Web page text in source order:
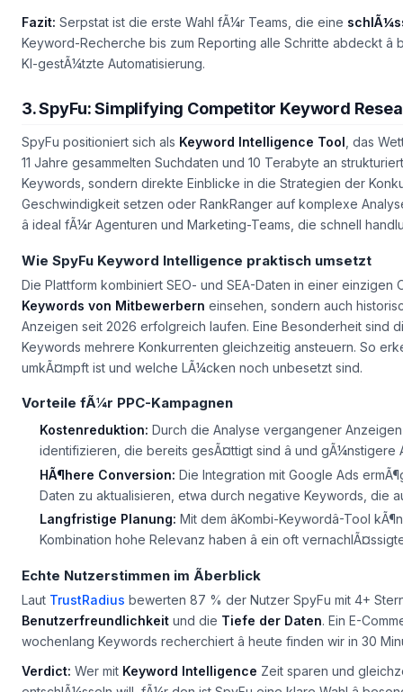
Fazit: Serpstat ist die erste Wahl fÃ¼r Teams, die eine
Keyword-Recherche bis zum Reporting alle Schritte abdeckt
KI-gestÃ¼tzte Automatisierung.
3. SpyFu: Simplifying Competitor Keyword
SpyFu positioniert sich als Keyword Intelligence Tool , das
11 Jahre gesammelten Suchdaten und 10 Terabyte an
Keywords, sondern direkte Einblicke in die Strategien der
Geschwindigkeit setzen oder RankRanger auf komplexe
â ideal fÃ¼r Agenturen und Marketing-Teams, die schnell
Wie SpyFu Keyword Intelligence praktisch umsetzt
Die Plattform kombiniert SEO- und SEA-Daten in einer
Keywords von Mitbewerbern einsehen, sondern auch
Anzeigen seit 2026 erfolgreich laufen. Eine Besonderheit sind
Keywords mehrere Konkurrenten gleichzeitig ansteuern. So
umkÃ¤mpft ist und welche LÃ¼cken noch unbesetzt sind.
Vorteile fÃ¼r PPC-Kampagnen
Kostenreduktion: Durch die Analyse vergangener
identifizieren, die bereits gesÃ¤ttigt sind â und gÃ¼nstigere
HÃ¶here Conversion: Die Integration mit Google Ads
Daten zu aktualisieren, etwa durch negative Keywords, die
Langfristige Planung: Mit dem âKombi-Keywordâ-Tool
Kombination hohe Relevanz haben â ein oft
Echte Nutzerstimmen im Ãberblick
Laut TrustRadius bewerten 87 % der Nutzer SpyFu mit 4+
Benutzerfreundlichkeit und die Tiefe der Daten. Ein E-
wochenlang Keywords recherchiert â heute finden wir in 30
Verdict: Wer mit Keyword Intelligence Zeit sparen und